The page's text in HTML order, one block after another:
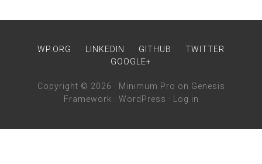
WP.ORG LINKEDIN GITHUB
TWITTER
GOOGLE+
Copyright © 2026 · Minimum Pro on Genesis
Framework · WordPress · Log in